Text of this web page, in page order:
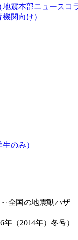
震本部ニュースコ
関向け）
のみ）
全国の地震動ハザ
（2014年）冬号）